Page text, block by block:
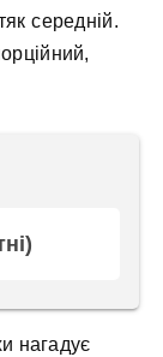
середній.
нагадує